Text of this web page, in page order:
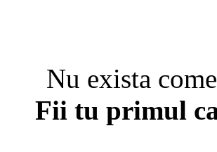
Nu exista
Fii tu primul